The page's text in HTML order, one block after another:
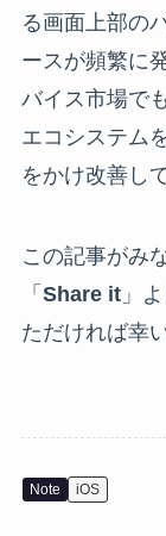
る画面上部の
ースが頻繁に
バイス市場で
エコシステム
をかけ改善し
この記事がみ
「 Share it」
ただければ幸
Note iOS